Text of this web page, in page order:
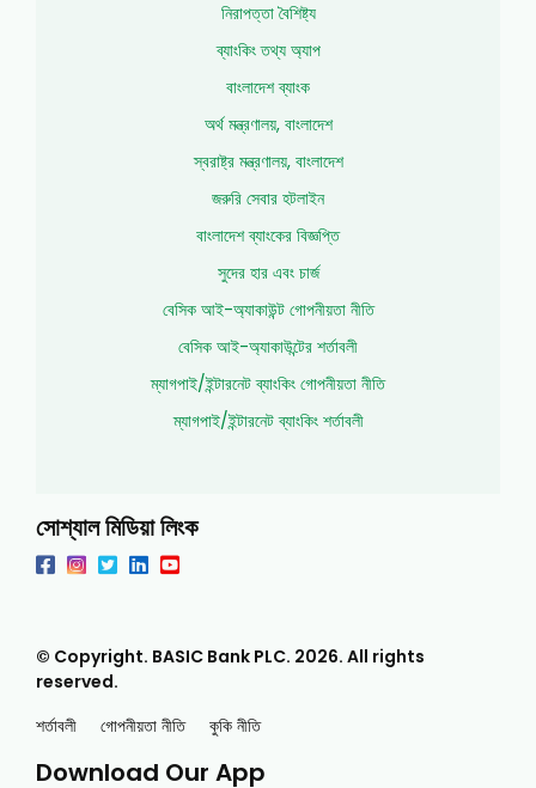
নিরাপত্তা বৈশিষ্ট্য
ব্যাংকিং তথ্য অ্যাপ
বাংলাদেশ ব্যাংক
অর্থ মন্ত্রণালয়, বাংলাদেশ
স্বরাষ্ট্র মন্ত্রণালয়, বাংলাদেশ
জরুরি সেবার হটলাইন
বাংলাদেশ ব্যাংকের বিজ্ঞপ্তি
সুদের হার এবং চার্জ
বেসিক আই-অ্যাকাউন্ট গোপনীয়তা নীতি
বেসিক আই-অ্যাকাউন্টের শর্তাবলী
ম্যাগপাই/ইন্টারনেট ব্যাংকিং গোপনীয়তা নীতি
ম্যাগপাই/ইন্টারনেট ব্যাংকিং শর্তাবলী
সোশ্যাল মিডিয়া লিংক
© Copyright. BASIC Bank PLC. 2026. All rights
reserved.
শর্তাবলী
গোপনীয়তা নীতি কুকি নীতি
Download Our App